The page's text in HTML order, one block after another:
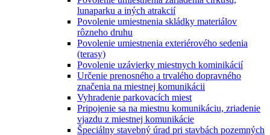
lunaparku a iných atrakcií
Povolenie umiestnenia skládky materiálov
rôzneho druhu
Povolenie umiestnenia exteriérového sedenia
(terasy)
Povolenie uzávierky miestnych kominikácií
Určenie prenosného a trvalého dopravného
značenia na miestnej komunikácii
Vyhradenie parkovacích miest
Pripojenie sa na miestnu komunikáciu, zriadenie
vjazdu z miestnej komunikácie
Špeciálny stavebný úrad pri stavbách pozemných